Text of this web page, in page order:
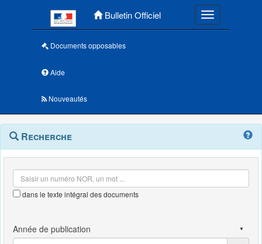
Bulletin Officiel Toggle
Documents opposables
Aide
Nouveautés
Navigation
outils
Menu
contextuel
Recherche
dans le texte intégral des documents